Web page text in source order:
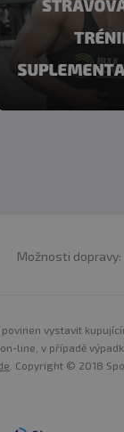
Možnosti dopravy:
vystavit
line, v případě
. Copyright © 2018